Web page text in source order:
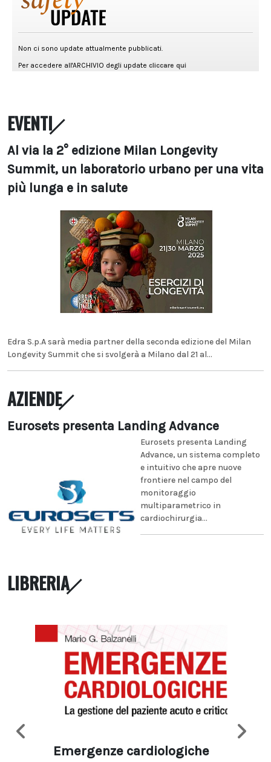
EVENTI
Al via la 2° edizione Milan Longevity
Summit, un laboratorio urbano per una vita
più lunga e in salute
Edra S.p.A sarà media partner della seconda edizione del Milan
Longevity Summit che si svolgerà a Milano dal 21 al...
AZIENDE
Eurosets presenta Landing Advance
Eurosets presenta Landing
Advance, un sistema completo
e intuitivo che apre nuove
frontiere nel campo del
monitoraggio
multiparametrico in
cardiochirurgia...
LIBRERIA
Emergenze cardiologiche